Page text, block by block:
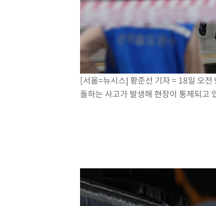
[서울=뉴시스] 황준선 기자 = 18일 오
돌하는 사고가 발생해 현장이 통제되고